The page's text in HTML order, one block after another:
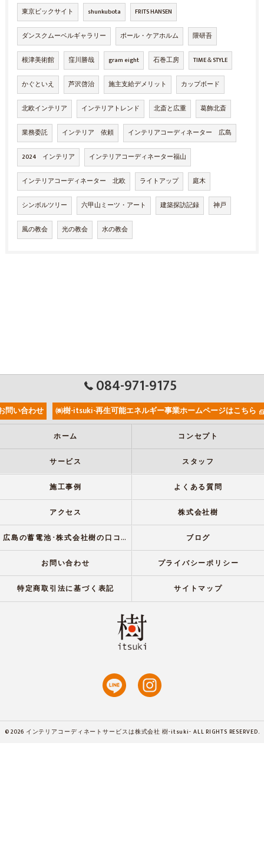
東京ビックサイト shunkubota FRITS HANSEN
ダンスクムーベルギャラリー ポール・ケアホルム 隈研吾
根津美術館 窪川勝哉 gram eight 石巻工房 TIME＆STYLE
かぐといえ 芦沢啓治 施主支給デメリット カップボード
北欧インテリア インテリアトレンド 北斎と広重 葛飾北斎
業務委託 インテリア 依頼 インテリアコーディネーター 広島
2024 インテリア インテリアコーディネーター福山
インテリアコーディネーター 北欧 ライトアップ 庭木
シンボルツリー 六甲山ミーツ・アート 建築探訪記録 神戸
風の教会 光の教会 水の教会
084-971-9175
問い合わせ ㈱樹-itsuki-再生可能エネルギー事業ホームページはこちら
ホーム コンセプト
サービス スタッフ
施工事例 よくある質問
アクセス 株式会社樹
広島の蓄電池･株式会社樹の口コミ情報 ブログ
お問い合わせ プライバシーポリシー
特定商取引法に基づく表記 サイトマップ
© 2026 インテリアコーディネートサービスは株式会社 樹-itsuki- ALL RIGHTS RESERVED.